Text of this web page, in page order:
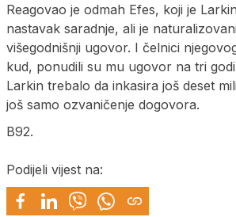
Reagovao je odmah Efes, koji je
nastavak saradnje, ali je
višegodnišnji ugovor. I čelnici
kud, ponudili su mu ugovor na tri
Larkin trebalo da inkasira još deset
još samo ozvaničenje dogovora.
B92.
Podijeli vijest na: